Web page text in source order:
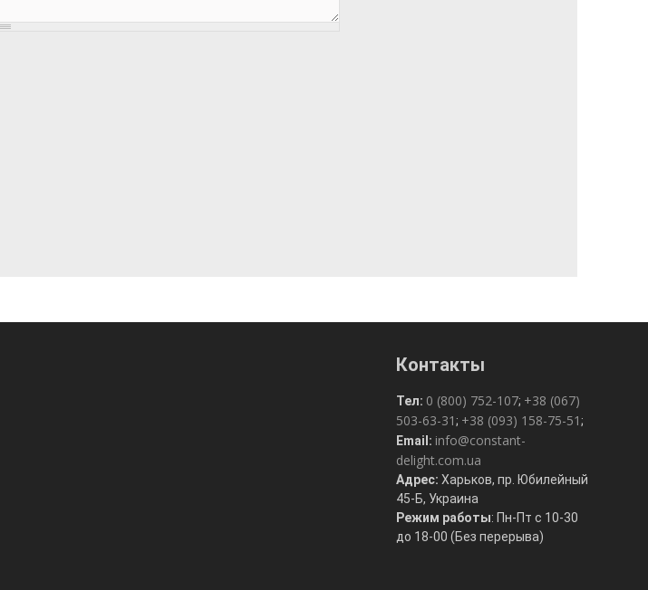
Контакты
Тел: 0 (800) 752-107; +38 (067)
503-63-31; +38 (093) 158-75-51;
Email: info@constant-
delight.com.ua
Адрес: Харьков, пр. Юбилейный
45-Б, Украина
Режим работы: Пн-Пт с 10-30
до 18-00 (Без перерыва)